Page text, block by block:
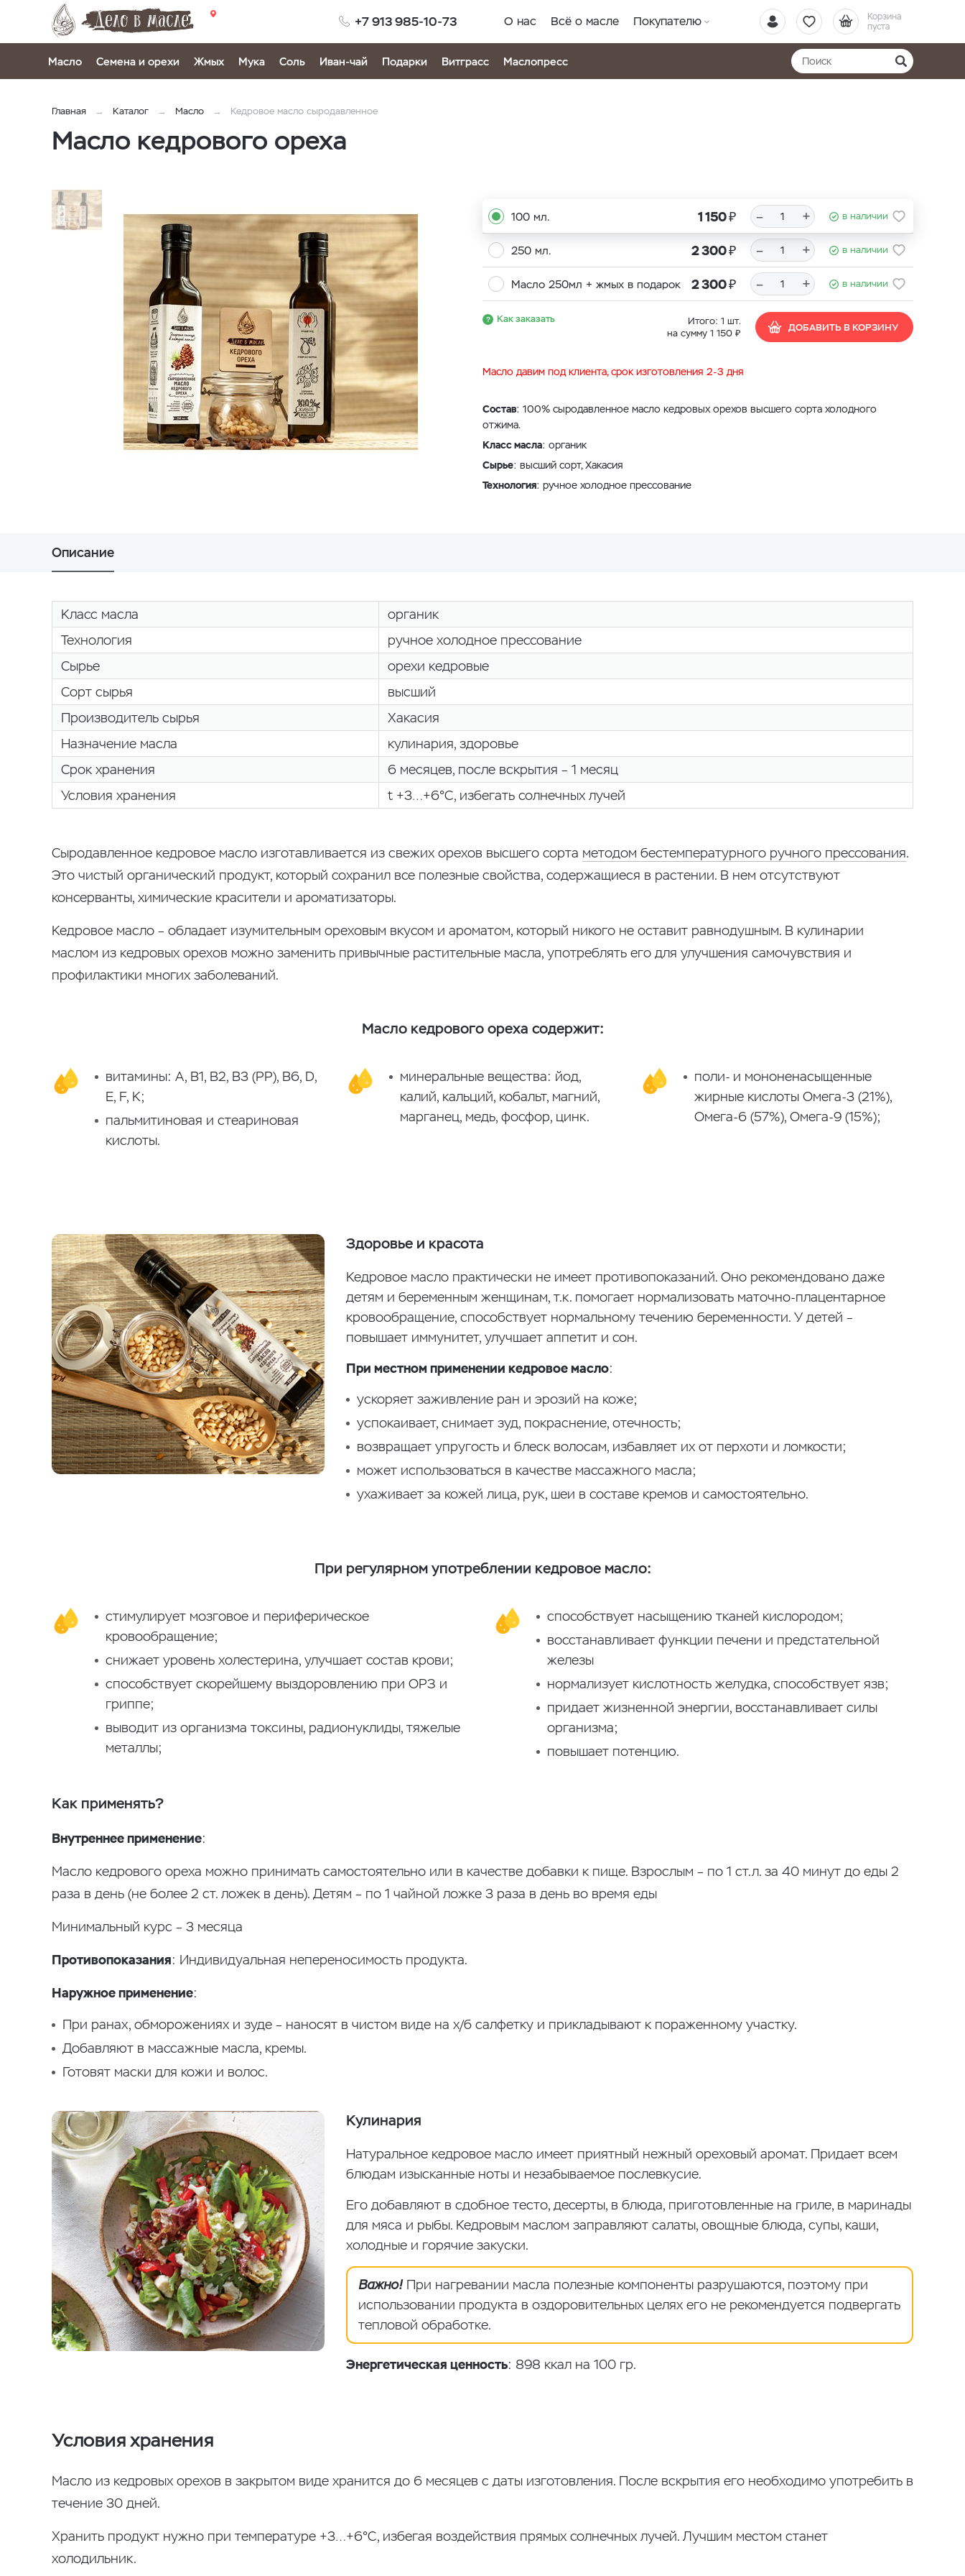
+7 913 985-10-73
Корзина
пуста
О нас Всё о масле Покупателю
Масло Семена и орехи Жмых Мука Соль Иван-чай Подарки Витграсс Маслопресс
Главная Каталог Масло Кедровое масло сыродавленное
Масло кедрового ореха
100 мл. 1 150₽ – + в наличии
250 мл. 2 300₽ – + в наличии
Масло 250мл + жмых в подарок 2 300₽ – + в наличии
Как заказать Итого: 1 шт.
на сумму 1 150 ₽ ДОБАВИТЬ В КОРЗИНУ
Масло давим под клиента, срок изготовления 2-3 дня
Состав: 100% сыродавленное масло кедровых орехов высшего сорта холодного
отжима.
Класс масла: органик
Сырье: высший сорт, Хакасия
Технология: ручное холодное прессование
Описание
Класс масла
органик
Технология
ручное холодное прессование
Сырье
орехи кедровые
Сорт сырья
высший
Производитель сырья
Хакасия
Назначение масла
кулинария, здоровье
Срок хранения
6 месяцев, после вскрытия – 1 месяц
Условия хранения
t +3…+6°С, избегать солнечных лучей
Сыродавленное кедровое масло изготавливается из свежих орехов высшего сорта методом бестемпературного ручного прессования.
Это чистый органический продукт, который сохранил все полезные свойства, содержащиеся в растении. В нем отсутствуют
консерванты, химические красители и ароматизаторы.
Кедровое масло – обладает изумительным ореховым вкусом и ароматом, который никого не оставит равнодушным. В кулинарии
маслом из кедровых орехов можно заменить привычные растительные масла, употреблять его для улучшения самочувствия и
профилактики многих заболеваний.
Масло кедрового ореха содержит:
витамины: А, В1, В2, В3 (РР), В6, D,
E, F, K;
пальмитиновая и стеариновая
кислоты.
минеральные вещества: йод,
калий, кальций, кобальт, магний,
марганец, медь, фосфор, цинк.
поли- и мононенасыщенные
жирные кислоты Омега-3 (21%),
Омега-6 (57%), Омега-9 (15%);
Здоровье и красота
Кедровое масло практически не имеет противопоказаний. Оно рекомендовано даже
детям и беременным женщинам, т.к. помогает нормализовать маточно-плацентарное
кровообращение, способствует нормальному течению беременности. У детей –
повышает иммунитет, улучшает аппетит и сон.
При местном применении кедровое масло:
ускоряет заживление ран и эрозий на коже;
успокаивает, снимает зуд, покраснение, отечность;
возвращает упругость и блеск волосам, избавляет их от перхоти и ломкости;
может использоваться в качестве массажного масла;
ухаживает за кожей лица, рук, шеи в составе кремов и самостоятельно.
При регулярном употреблении кедровое масло:
стимулирует мозговое и периферическое
кровообращение;
снижает уровень холестерина, улучшает состав крови;
способствует скорейшему выздоровлению при ОРЗ и
гриппе;
выводит из организма токсины, радионуклиды, тяжелые
металлы;
способствует насыщению тканей кислородом;
восстанавливает функции печени и предстательной
железы
нормализует кислотность желудка, способствует язв;
придает жизненной энергии, восстанавливает силы
организма;
повышает потенцию.
Как применять?
Внутреннее применение:
Масло кедрового ореха можно принимать самостоятельно или в качестве добавки к пище. Взрослым – по 1 ст.л. за 40 минут до еды 2
раза в день (не более 2 ст. ложек в день). Детям – по 1 чайной ложке 3 раза в день во время еды
Минимальный курс – 3 месяца
Противопоказания: Индивидуальная непереносимость продукта.
Наружное применение:
При ранах, обморожениях и зуде – наносят в чистом виде на х/б салфетку и прикладывают к пораженному участку.
Добавляют в массажные масла, кремы.
Готовят маски для кожи и волос.
Кулинария
Натуральное кедровое масло имеет приятный нежный ореховый аромат. Придает всем
блюдам изысканные ноты и незабываемое послевкусие.
Его добавляют в сдобное тесто, десерты, в блюда, приготовленные на гриле, в маринады
для мяса и рыбы. Кедровым маслом заправляют салаты, овощные блюда, супы, каши,
холодные и горячие закуски.
Важно!При нагревании масла полезные компоненты разрушаются, поэтому при
использовании продукта в оздоровительных целях его не рекомендуется подвергать
тепловой обработке.
Энергетическая ценность: 898 ккал на 100 гр.
Условия хранения
Масло из кедровых орехов в закрытом виде хранится до 6 месяцев с даты изготовления. После вскрытия его необходимо употребить в
течение 30 дней.
Хранить продукт нужно при температуре +3…+6°С, избегая воздействия прямых солнечных лучей. Лучшим местом станет
холодильник.